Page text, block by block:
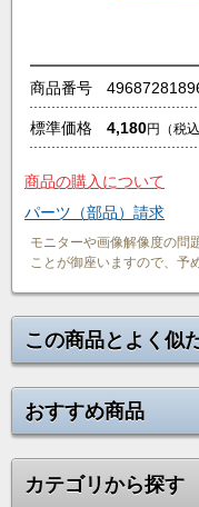
商品番号
標準価格 4,180円 （税
商品の購入について
パーツ（部品）請求
モニターや画像解像度の問
ことが御座いますので、予
この商品とよく似
おすすめ商品
カテゴリから探す